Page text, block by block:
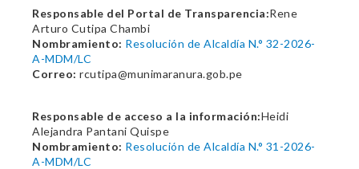
Responsable del Portal de Transparencia:Rene
Arturo Cutipa Chambi
Nombramiento: Resolución de Alcaldía N.° 32-2026-
A-MDM/LC
Correo: rcutipa@munimaranura.gob.pe
Responsable de acceso a la información:Heidi
Alejandra Pantani Quispe
Nombramiento: Resolución de Alcaldía N.° 31-2026-
A-MDM/LC